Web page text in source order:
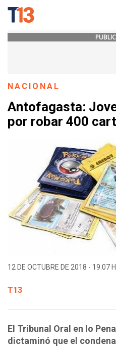
NACIONAL
Antofagasta:
por robar 400
12 DE OCTUBRE DE 2018 - 19:07
T13
El Tribunal Oral en lo
dictaminó que el